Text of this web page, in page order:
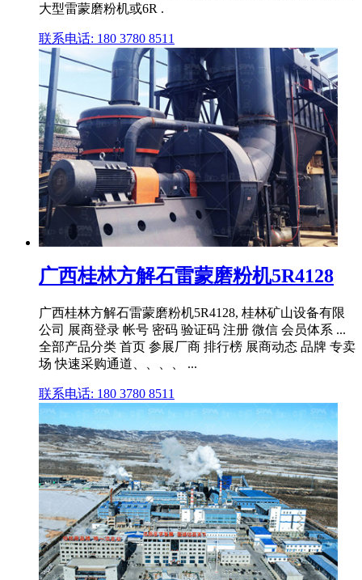
大型雷蒙磨粉机或6R .
联系电话: 180 3780 8511
广西桂林方解石雷蒙磨粉机5R4128
广西桂林方解石雷蒙磨粉机5R4128, 桂林矿山设备有限
公司 展商登录 帐号 密码 验证码 注册 微信 会员体系 ...
全部产品分类 首页 参展厂商 排行榜 展商动态 品牌 专卖
场 快速采购通道、、、、 ...
联系电话: 180 3780 8511